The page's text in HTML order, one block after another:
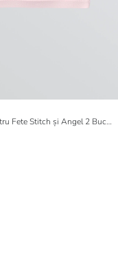
Bustier Basic Imprimat pentru Fete Stitch și Angel 2 Bucăți